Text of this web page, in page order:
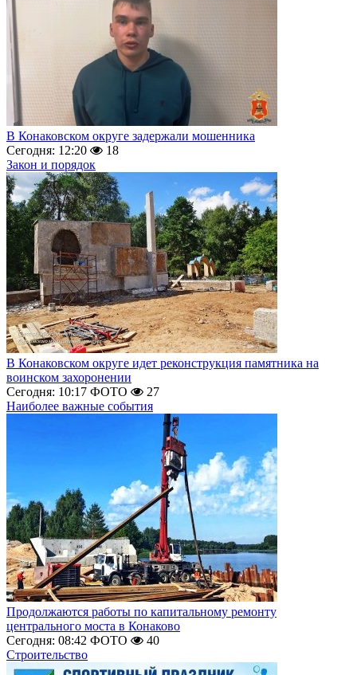
В Конаковском округе задержали мошенника
Сегодня: 12:20
18
Закон и порядок
В Конаковском округе идет реконструкция памятника на
воинском захоронении
Сегодня: 10:17 ФОТО
27
Наиболее важные события
Продолжаются работы по капитальному ремонту
центрального моста в Конаково
Сегодня: 08:42 ФОТО
40
Строительство